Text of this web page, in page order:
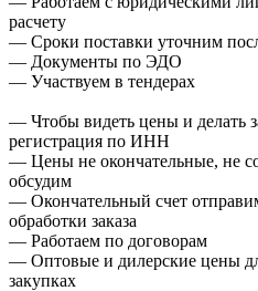
расчету
— Сроки поставки уточним
— Документы по ЭДО
— Участвуем в тендерах
— Чтобы видеть цены и делать
регистрация по ИНН
— Цены не окончательные, не
обсудим
— Окончательный счет
обработки заказа
— Работаем по договорам
— Оптовые и дилерские цены
закупках